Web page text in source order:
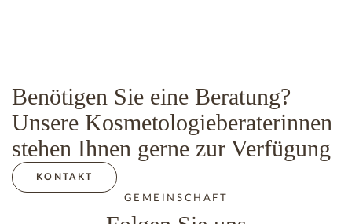
Benötigen Sie eine Beratung?
Unsere Kosmetologieberaterinnen
stehen Ihnen gerne zur Verfügung
KONTAKT
GEMEINSCHAFT